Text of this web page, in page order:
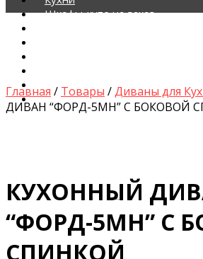
Шкафы-купе на заказ
Кровати и Матрасы
Столы и Стулья
Главная / Товары /Диваны для
ДИВАН “ФОРД-5МН” С БОКОВОЙ
КУХОННЫЙ
“ФОРД-5МН” С
СПИНКОЙ